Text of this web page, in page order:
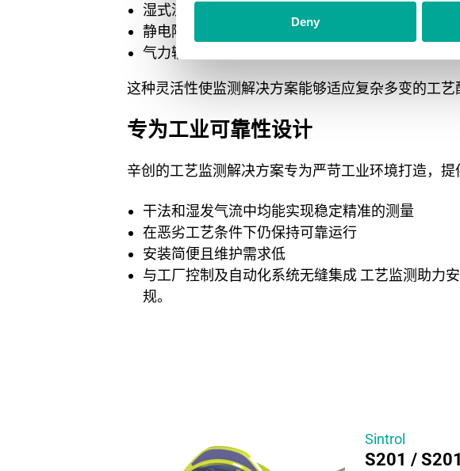
Deny
湿式洗涤器后端或冷凝工艺条件下
静电除尘器（ESP）下游，用于监测性能趋势
气力输送管线中，用于早期检测泄漏或堵塞
这种灵活性使监测解决方案能够适应复杂多变的工艺
专为工业可靠性设计
辛创的工艺监测解决方案专为严苛工业环境打造，提
干法和湿发气流中均能实现稳定精准的测量
在恶劣工艺条件下仍保持可靠运行
安装简便且维护需求低
与工厂控制及自动化系统无缝集成 工艺监测助力
规。
Sintrol
S201 /